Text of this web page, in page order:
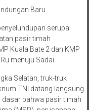
Baru
serupa.
pasir timah
Kuala Bate 2 dan KMP
menuju Sadai.
Selatan, truk-truk
TNI datang langsung
bahwa pasir timah